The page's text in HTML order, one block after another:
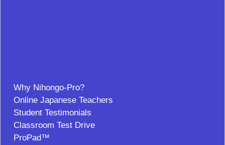
Why Nihongo-Pro?
Online Japanese Teachers
Student Testimonials
Classroom Test Drive
ProPad™